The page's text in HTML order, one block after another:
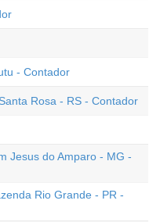
- Contador
Rosa - RS - Contador
Jesus do Amparo - MG -
Rio Grande - PR -